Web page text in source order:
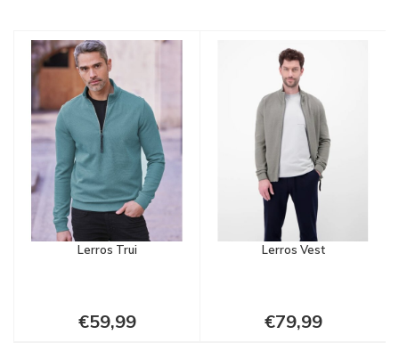
Lerros Trui
€59,99
Lerros Vest
€79,99